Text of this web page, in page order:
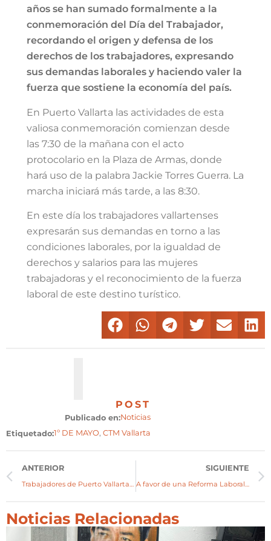
años se han sumado formalmente a la
conmemoración del Día del Trabajador,
recordando el origen y defensa de los
derechos de los trabajadores, expresando
sus demandas laborales y haciendo valer la
fuerza que sostiene la economía del país.
En Puerto Vallarta las actividades de esta
valiosa conmemoración comienzan desde
las 7:30 de la mañana con el acto
protocolario en la Plaza de Armas, donde
hará uso de la palabra Jackie Torres Guerra. La
marcha iniciará más tarde, a las 8:30.
En este día los trabajadores vallartenses
expresarán sus demandas en torno a las
condiciones laborales, por la igualdad de
derechos y salarios para las mujeres
trabajadoras y el reconocimiento de la fuerza
laboral de este destino turístico.
POST
Publicado en:Noticias
Etiquetado:1º DE MAYO, CTM Vallarta
ANTERIOR SIGUIENTE
Noticias Relacionadas